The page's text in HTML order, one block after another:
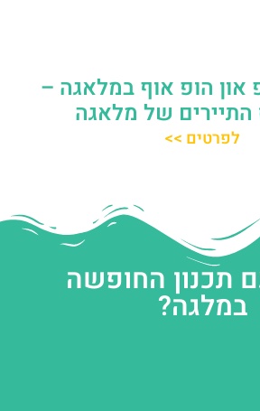
און הופ אוף במלאגה –
התיירים של מלאגה
לפרטים >>
תכנון החופשה
במלגה?